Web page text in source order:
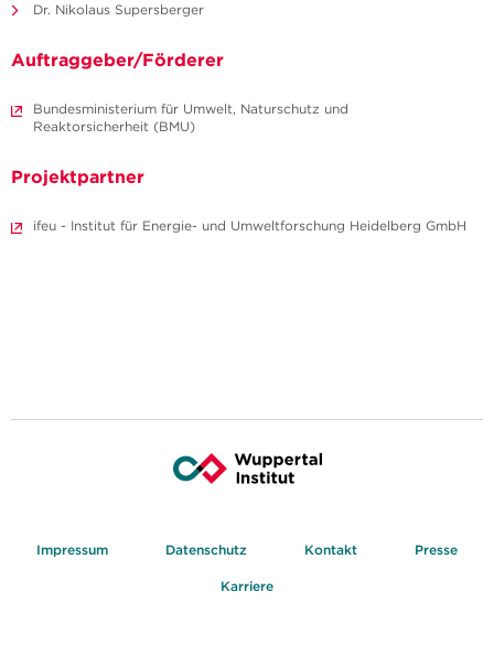
Dr. Nikolaus Supersberger
Auftraggeber/Förderer
Bundesministerium für Umwelt, Naturschutz und
Reaktorsicherheit (BMU)
Projektpartner
ifeu - Institut für Energie- und Umweltforschung Heidelberg GmbH
Impressum Datenschutz Kontakt Presse
Karriere